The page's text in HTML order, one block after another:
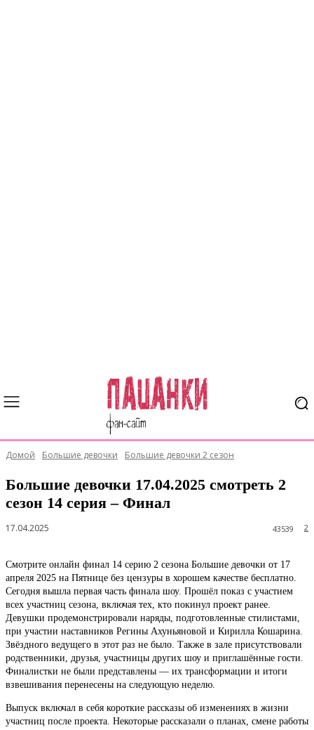
Домой Большие девочки Большие девочки 2 сезон
Большие девочки 17.04.2025 смотреть 2
сезон 14 серия – Финал
17.04.2025 2
43539
Смотрите онлайн финал 14 серию 2 сезона Большие девочки от 17
апреля 2025 на Пятнице без цензуры в хорошем качестве бесплатно.
Сегодня вышла первая часть финала шоу. Прошёл показ с участием
всех участниц сезона, включая тех, кто покинул проект ранее.
Девушки продемонстрировали наряды, подготовленные стилистами,
при участии наставников Регины Ахуньяновой и Кирилла Кошарина.
Звёздного ведущего в этот раз не было. Также в зале присутствовали
родственники, друзья, участницы других шоу и приглашённые гости.
Финалистки не были представлены — их трансформации и итоги
взвешивания перенесены на следующую неделю.
Выпуск включал в себя короткие рассказы об изменениях в жизни
участниц после проекта. Некоторые рассказали о планах, смене работы